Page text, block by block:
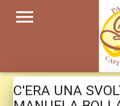
menu
C'ERA UNA